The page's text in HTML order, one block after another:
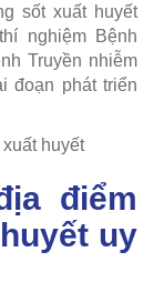
sốt xuất huyết
nghiệm Bệnh
Truyền nhiễm
đoạn phát triển
điểm
uy